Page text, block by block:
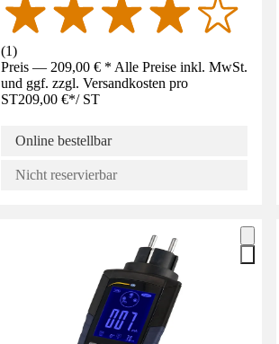
(1)
Preis — 209,00 € * Alle Preise inkl. MwSt.
und ggf. zzgl. Versandkosten pro
ST209,00 €*/ ST
Online bestellbar
Nicht reservierbar